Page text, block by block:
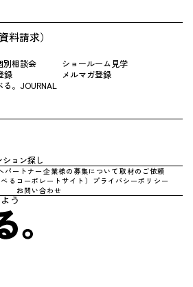
料請求）
別相談会
ショールーム見学
録
メルマガ登録
る。JOURNAL
ョン探し
パートナー企業様の募集について 取材のご依頼
るコーポレートサイト） プライバシーポリシー
お問い合わせ